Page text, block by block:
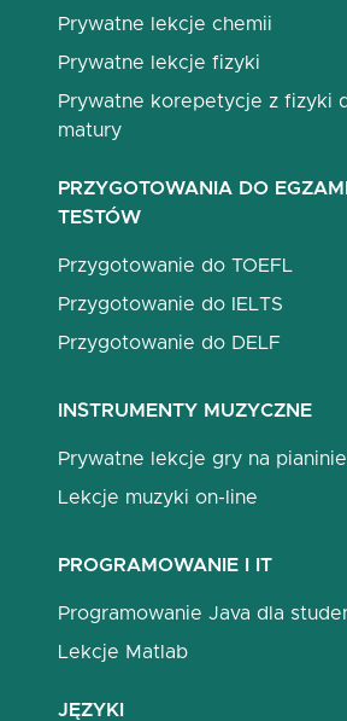
Prywatne lekcje chemii
Prywatne lekcje fizyki
Prywatne korepetycje z fizyki
matury
PRZYGOTOWANIA DO
TESTÓW
Przygotowanie do TOEFL
Przygotowanie do IELTS
Przygotowanie do DELF
INSTRUMENTY MUZYCZNE
Prywatne lekcje gry na pianinie
Lekcje muzyki on-line
PROGRAMOWANIE I IT
Programowanie Java dla
Lekcje Matlab
JĘZYKI